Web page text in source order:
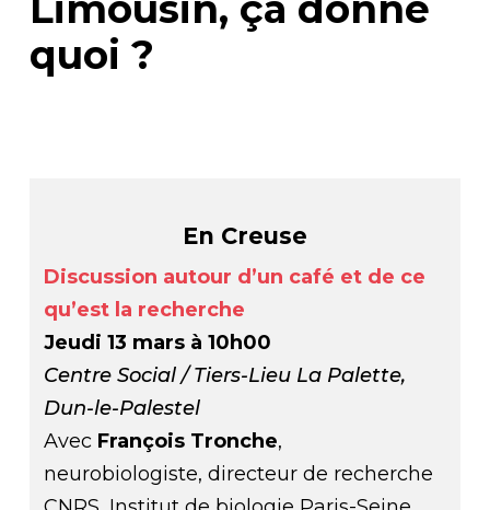
quoi ?
En Creuse
Discussion autour d’un café et de ce
qu’est la recherche
Jeudi 13 mars à 10h00
Centre Social / Tiers-Lieu La Palette,
Dun-le-Palestel
Avec François Tronche,
neurobiologiste, directeur de recherche